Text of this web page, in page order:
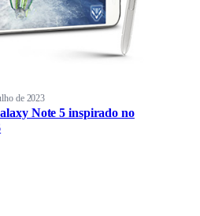
de 2023
Note 5 inspirado no